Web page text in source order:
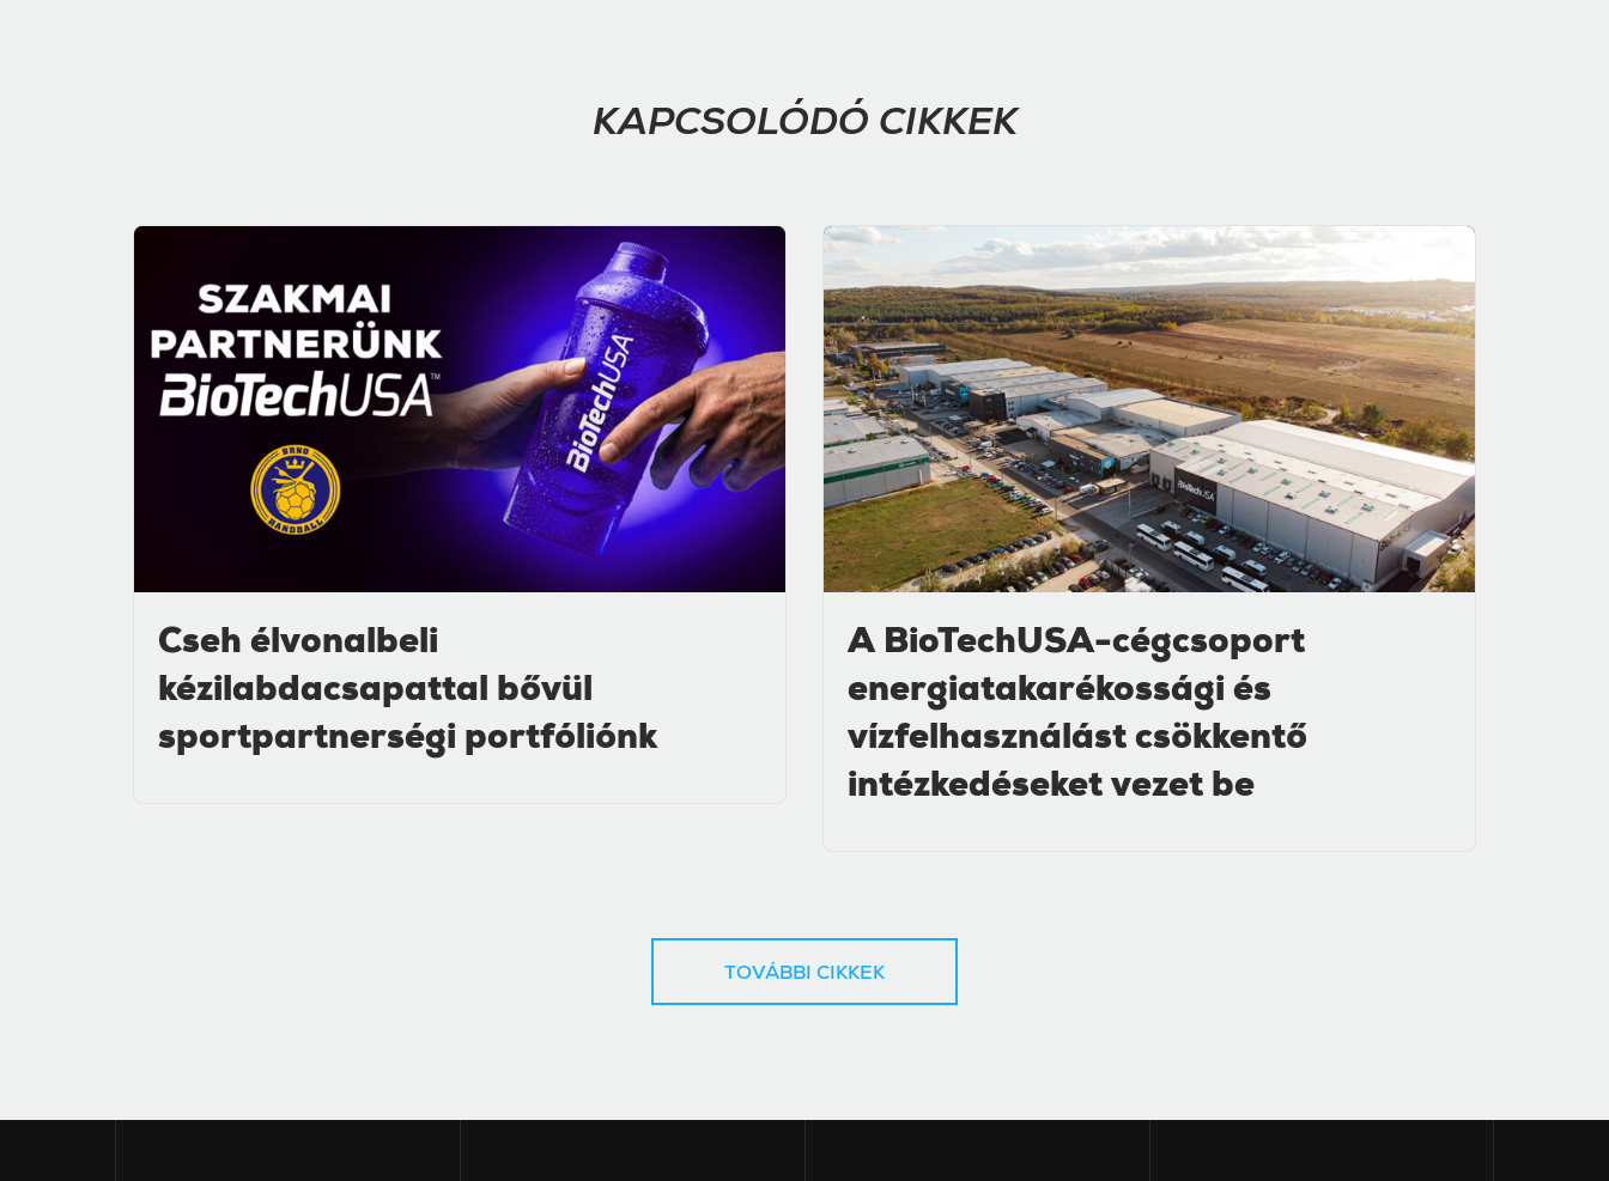
KAPCSOLÓDÓ CIKKEK
Cseh élvonalbeli
kézilabdacsapattal bővül
sportpartnerségi portfóliónk
A BioTechUSA-cégcsoport
energiatakarékossági és
vízfelhasználást csökkentő
intézkedéseket vezet be
TOVÁBBI CIKKEK